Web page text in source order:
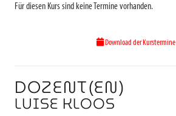
Für diesen Kurs sind keine Termine vorhanden.
Download der Kurstermine
DOZENT(EN)
LUISE KLOOS